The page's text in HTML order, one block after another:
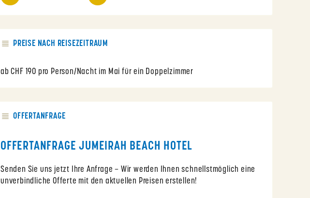
PREISE NACH REISEZEITRAUM
ab CHF 190 pro Person/Nacht im Mai für ein Doppelzimmer
OFFERTANFRAGE
OFFERTANFRAGE JUMEIRAH BEACH HOTEL
Senden Sie uns jetzt Ihre Anfrage – Wir werden Ihnen schnellstmöglich eine
unverbindliche Offerte mit den aktuellen Preisen erstellen!